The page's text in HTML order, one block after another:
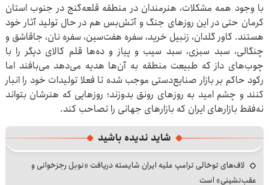
با وجود همه مشکلات، هنرمندان در منطقه قلعه‌گنج در جنوب استان
کرمان حتی در این روزهای جنگ و آتش‌بس هم در حال تولید آثار خود
هستند. کاور گلدان، زنبیل خرید، سفره هفت‌سین، سفره نان، جاقاشق و
چنگالی، سبد سبزی، سبد سیب و پیاز و ده‌ها قلم کالای دیگر را با
چوب‌های داز که طبیعت منطقه به آن‌ها هدیه می‌دهد می‌بافند اما
رکود حاکم بر بازار صنایع‌دستی موجب شده تا فعلا تولیدات خود را انبار
کنند و چشم امید به روزهای رونق بدوزند؛ روزهایی که هنرشان بتواند
نه‌فقط بازارهای ایران که بازارهای جهانی را تصاحب کند.
شاید ندیده باشید
لاف‌های توخالی ترامپ علیه ایران شایسته دریافت «نوبل رجزخوانی و
عقب‌نشینی» است